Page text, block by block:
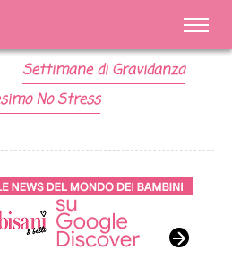
Settimane di Gravidanza
No Stress